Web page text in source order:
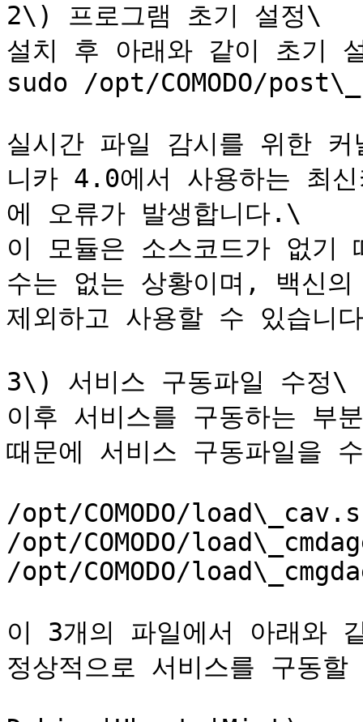
2\) 프로그램 초기 설정\
설치 후 아래와 같이 초기
sudo /opt/COMODO/
실시간 파일 감시를 위한
니카 4.0에서 사용하는 최
에 오류가 발생합니다.\
이 모듈은 소스코드가 없기
수는 없는 상황이며, 백신
제외하고 사용할 수 있습니
3\) 서비스 구동파일 수정\
이후 서비스를 구동하는 부
때문에 서비스 구동파일을
/opt/COMODO/
/opt/COMODO/
/opt/COMODO/
이 3개의 파일에서 아래와
정상적으로 서비스를 구동